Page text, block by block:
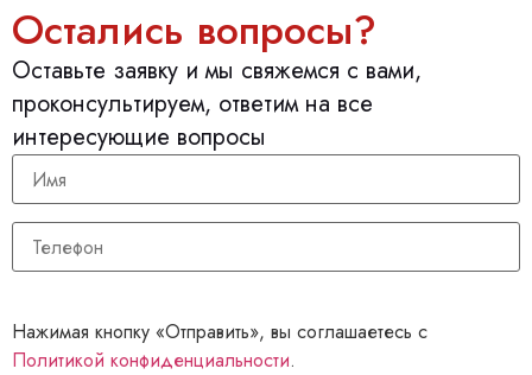
Остались вопросы?
Оставьте заявку и мы свяжемся с вами,
проконсультируем, ответим на все
интересующие вопросы
Нажимая кнопку «Отправить», вы соглашаетесь с
Политикой конфиденциальности.